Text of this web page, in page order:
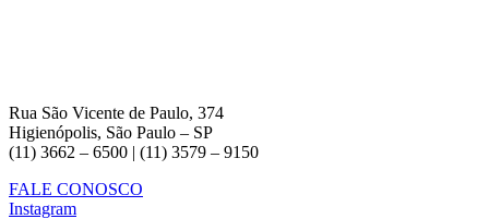
Rua São Vicente de Paulo, 374
Higienópolis, São Paulo – SP
(11) 3662 – 6500 | (11) 3579 – 9150
FALE CONOSCO
Instagram